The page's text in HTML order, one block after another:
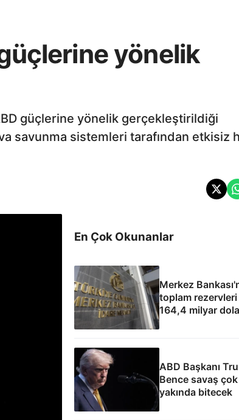
yönelik
güçlerine yönelik gerçekleştirildiği
savunma sistemleri tarafından etkisiz
En Çok Okunanlar
Merkez
toplam rezervleri
164,4 milyar
yükseldi
ABD Başkanı
Bence savaş çok
yakında bitecek